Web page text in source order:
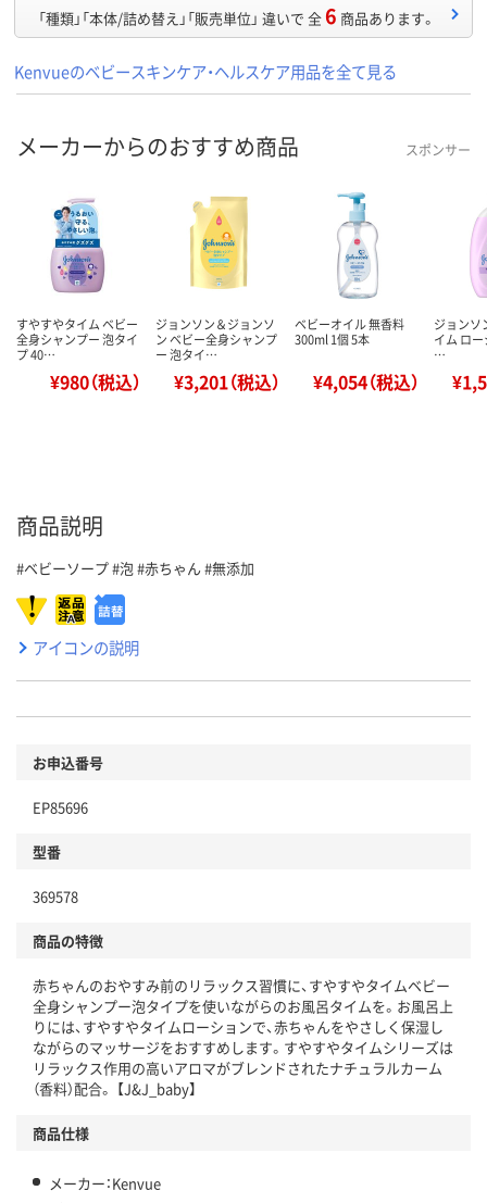
「種類」「本体/詰め替え」「販売単位」 違いで 全6 商品あります。
Kenvueのベビースキンケア・ヘルスケア用品を全て見る
メーカーからのおすすめ商品 スポンサー
すやすやタイム ベビー
全身シャンプー 泡タイ
プ 40…
¥980（税込）
ジョンソン＆ジョンソ
ン ベビー全身シャンプ
ー 泡タイ…
¥3,201（税込）
ベビーオイル 無香料
300ml 1個 5本
¥4,054（税込）
ジョンソ
イム ロ
…
商品説明
#ベビーソープ #泡 #赤ちゃん #無添加
アイコンの説明
お申込番号
EP85696
型番
369578
商品の特徴
赤ちゃんのおやすみ前のリラックス習慣に、すやすやタイムベビー
全身シャンプー泡タイプを使いながらのお風呂タイムを。お風呂上
りには、すやすやタイムローションで、赤ちゃんをやさしく保湿し
ながらのマッサージをおすすめします。すやすやタイムシリーズは
リラックス作用の高いアロマがブレンドされたナチュラルカーム
（香料）配合。 【J&J_baby】
商品仕様
メーカー：Kenvue